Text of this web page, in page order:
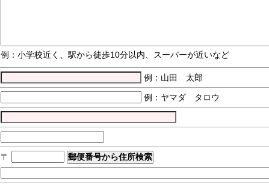
例：小学校近く、駅から徒歩10分以内、スーパーが近いなど
例：山田 太郎
例：ヤマダ タロウ
〒